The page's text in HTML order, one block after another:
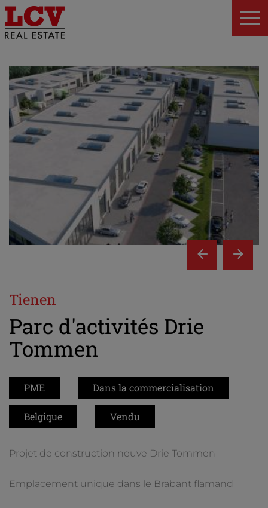
Tienen
Parc d'activités Drie
Tommen
PME Dans la commercialisation
Belgique Vendu
Projet de construction neuve Drie Tommen
Emplacement unique dans le Brabant flamand